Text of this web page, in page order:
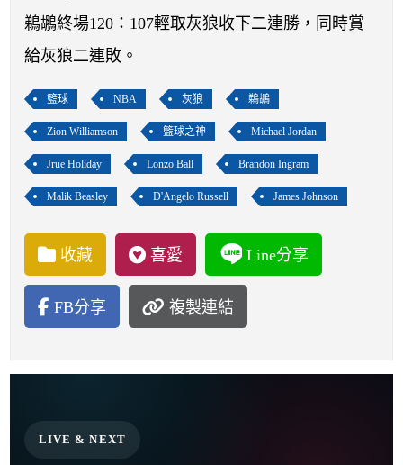
鵜鶘終場120：107輕取灰狼收下二連勝，同時賞
給灰狼二連敗。
籃球 NBA 灰狼 鵜鶘
Zion Williamson 籃球之神 Michael Jordan
Jrue Holiday Lonzo Ball Brandon Ingram
Malik Beasley D'Angelo Russell James Johnson
收藏 喜愛 Line分享
FB分享 複製連結
LIVE & NEXT